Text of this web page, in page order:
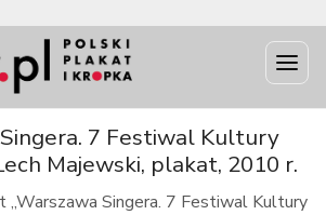
7 Festiwal Kultury
Majewski, plakat, 2010 r.
Singera. 7 Festiwal Kultury